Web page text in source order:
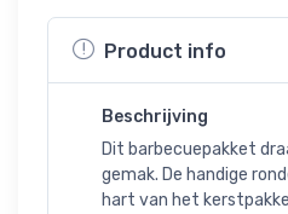
Product info
Beschrijving
Dit barbecuepakket
gemak. De handige
hart van het